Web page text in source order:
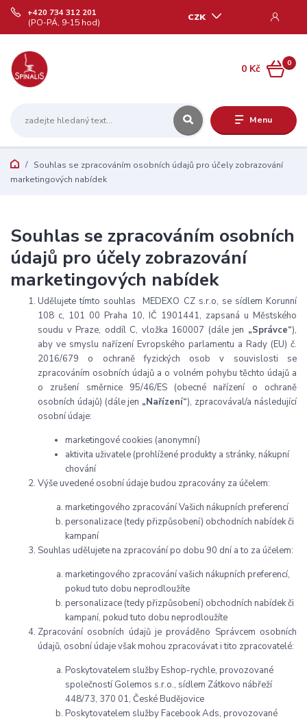
Menu
CZK
+420 734 312 201
(PO-PÁ, 9-15 hod)
0
0 Kč
Souhlas se zpracováním osobních údajů pro účely zobrazování
marketingových nabídek
Souhlas se zpracováním osobních
údajů pro účely zobrazování
marketingových nabídek
Udělujete tímto souhlas MEDEXO CZ s.r.o, se sídlem Korunní
108 c, 101 00 Praha 10, IČ 1901441, zapsaná u Městského
soudu v Praze, oddíl C, vložka 160007 (dále jen „Správce“),
aby ve smyslu nařízení Evropského parlamentu a Rady (EU) č.
2016/679 o ochraně fyzických osob v souvislosti se
zpracováním osobních údajů a o volném pohybu těchto údajů a
o zrušení směrnice 95/46/ES (obecné nařízení o ochraně
osobních údajů) (dále jen „Nařízení“), zpracovával/a následující
osobní údaje:
marketingové cookies (anonymní)
aktivita uživatele (prohlížené produkty a stránky, nákupní
chování
Výše uvedené osobní údaje budou zpracovány za účelem:
marketingového zpracování Vašich nákupních preferencí
personalizace (tedy přizpůsobení) obchodních nabídek či
kampaní
Souhlas udělujete na zpracování po dobu 90 dní a to za účelem:
marketingového zpracování vašich nákupních preferencí,
pokud tuto dobu neprodloužíte
personalizace (tedy přizpůsobení) obchodních nabídek či
kampaní, pokud tuto dobu neprodloužíte
Zpracování osobních údajů je prováděno Správcem osobních
údajů, osobní údaje však mohou zpracovávat i tito zpracovatelé:
Poskytovatelem služby Eshop-rychle, provozované
společností Golemos s.r.o., sídlem Zátkovo nábřeží
448/73, 370 01, České Budějovice
Poskytovatelem služby Facebook Ads, provozované